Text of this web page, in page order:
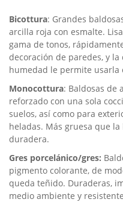
Bicottura: Grandes
arcilla roja con esmalte.
gama de tonos,
decoración de paredes, y
humedad le permite usarla
Monocottura: Baldosas de
reforzado con una sola
suelos, así como para
heladas. Más gruesa que
duradera.
Gres porcelánico/gres:
pigmento colorante, de
queda teñido. Duraderas,
medio ambiente y